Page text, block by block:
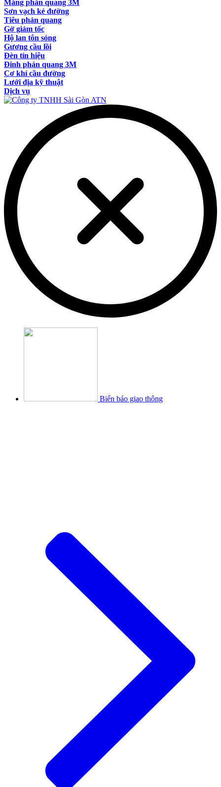
Màng phản quang 3M
Sơn vạch kẻ đường
Tiêu phản quang
Gờ giảm tốc
Hộ lan tôn sóng
Gương cầu lồi
Đèn tín hiệu
Đinh phản quang 3M
Cơ khí cầu đường
Lưới địa kỹ thuật
Dịch vụ
Biển báo giao thông